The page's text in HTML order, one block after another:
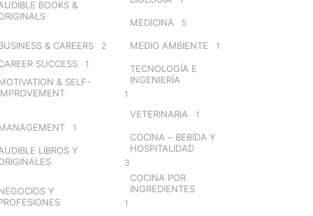
BOOKS &
& CAREERS 2
SUCCESS 1
& SELF-
1
LIBROS Y
Y
MEDICINA 5
MEDIO AMBIENTE 1
TECNOLOGÍA E
INGENIERÍA
1
VETERINARIA 1
COCINA – BEBIDA Y
HOSPITALIDAD
3
COCINA POR
INGREDIENTES
1